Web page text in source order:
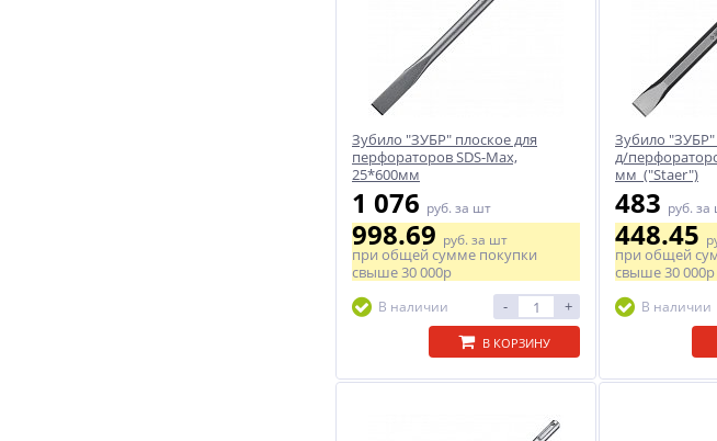
Зубило "ЗУБР" плоское для
перфораторов SDS-Maх,
25*600мм
1 076 руб. за шт
998.69руб. за шт
при общей сумме покупки
свыше30 000р
В наличии - +
В КОРЗИНУ
Зубило
д/
мм ("Staer")
483 руб. за
448.45
при общей
свыше30 000р
В наличии